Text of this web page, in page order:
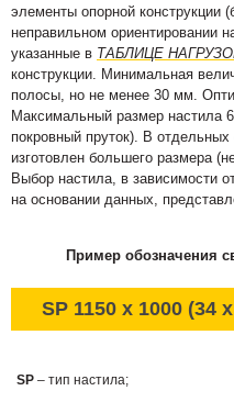
элементы опорной конструкции
неправильном ориентировании
указанные в ТАБЛИЦЕ
конструкции. Минимальная
полосы, но не менее 30 мм.
Максимальный размер настила
покровный пруток). В
изготовлен большего размера
Выбор настила, в зависимости
на основании данных,
Пример обозначения
SP 1150 x 1000 (34
SP – тип настила;